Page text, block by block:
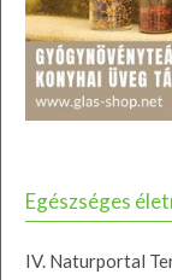
Egészséges
IV. Naturportal